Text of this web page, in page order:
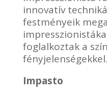
innovatív
festményeik
foglalkoztak a
fényjelenségekkel.
Impasto